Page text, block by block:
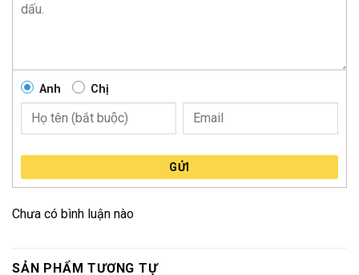
Anh Chị
GỬI
Chưa có bình luận nào
SẢN PHẨM TƯƠNG TỰ